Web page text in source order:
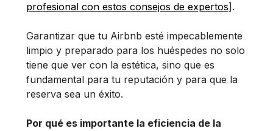
profesional con estos consejos de expertos].
Garantizar que tu Airbnb esté impecablemente
limpio y preparado para los huéspedes no solo
tiene que ver con la estética, sino que es
fundamental para tu reputación y para que la
reserva sea un éxito.
Por qué es importante la eficiencia de la